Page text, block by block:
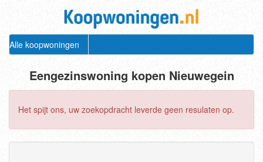
Alle koopwoningen
Eengezinswoning kopen Nieuwegein
Het spijt ons, uw zoekopdracht leverde geen resulaten op.